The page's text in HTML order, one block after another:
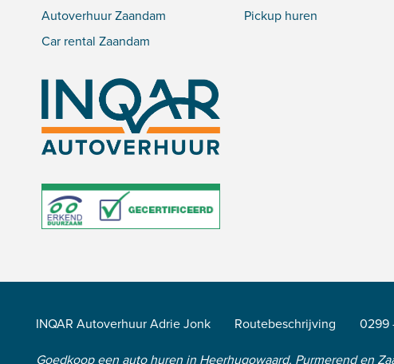
Autoverhuur Zaandam
Car rental Zaandam
Pickup huren
INQAR Autoverhuur Adrie Jonk Routebeschrijving 0299
Goedkoop een auto huren in Heerhugowaard, Purmerend en